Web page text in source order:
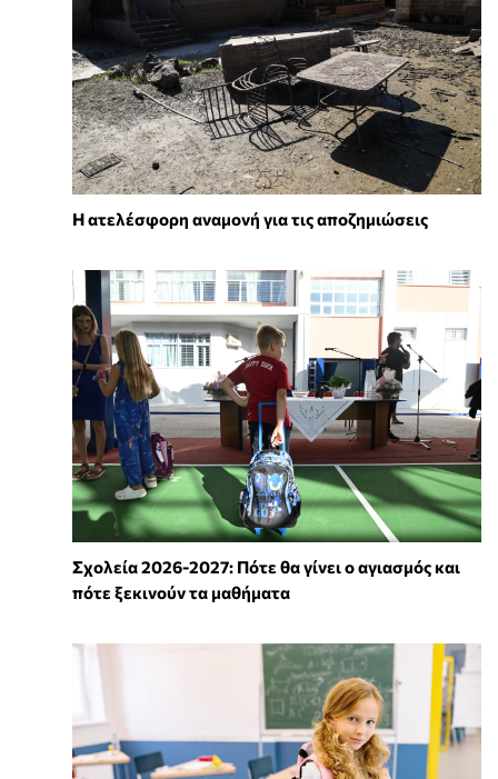
Η ατελέσφορη αναμονή για τις αποζημιώσεις
Σχολεία 2026-2027: Πότε θα γίνει ο αγιασμός και
πότε ξεκινούν τα μαθήματα